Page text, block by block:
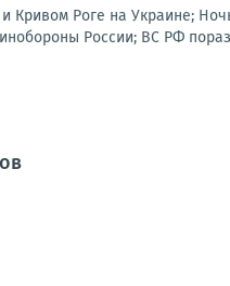
Роге на Украине;
России; ВС РФ